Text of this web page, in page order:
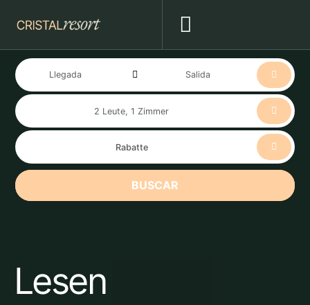
BUSCAR
Lesen